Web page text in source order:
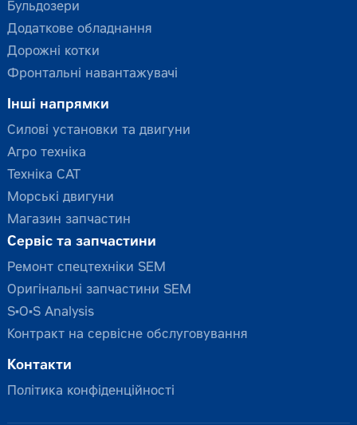
Бульдозери
Додаткове обладнання
Дорожні котки
Фронтальні навантажувачі
Інші напрямки
Силові установки та двигуни
Агро техніка
Техніка CAT
Морські двигуни
Магазин запчастин
Сервіс та запчастини
Ремонт спецтехніки SEM
Оригінальні запчастини SEM
S•O•S Analysis
Контракт на сервісне обслуговування
Контакти
Політика конфіденційності